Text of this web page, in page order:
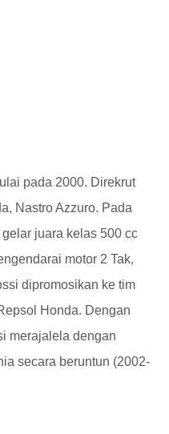
pada 2000. Direkrut
Nastro Azzuro. Pada
juara kelas 500 cc
motor 2 Tak,
dipromosikan ke tim
Honda. Dengan
merajalela dengan
secara beruntun (2002-